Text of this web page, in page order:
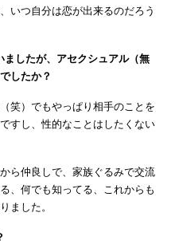
いつ自分は恋が出来るのだろう
したが、アセクシュアル（無
したか？
笑）でもやっぱり相手のことを
すし、性的なことはしたくない
ら仲良しで、家族ぐるみで交流
、何でも知ってる、これからも
ました。